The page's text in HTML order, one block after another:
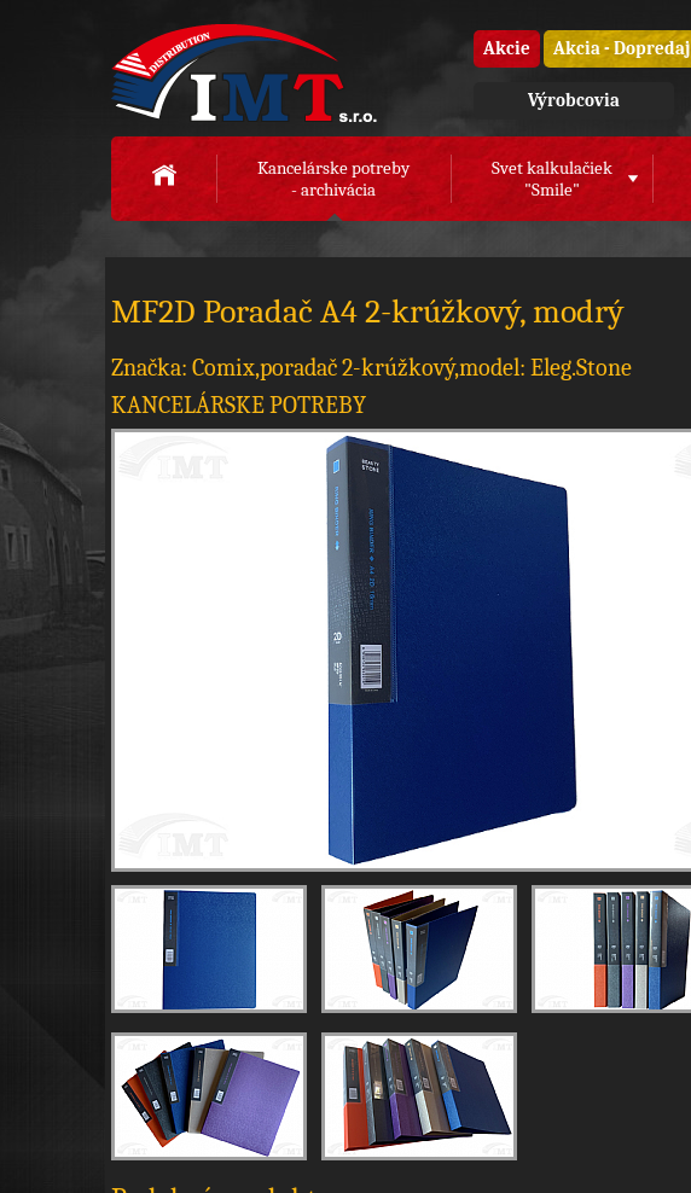
Akcie Akcia - Dopredaj
Výrobcovia
Kancelárske potreby
- archivácia
Svet kalkulačiek
"Smile"
MF2D Poradač A4 2-krúžkový, modrý
Značka: Comix,poradač 2-krúžkový,model: Eleg.Stone
KANCELÁRSKE POTREBY